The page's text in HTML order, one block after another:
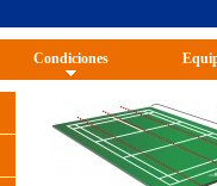
Condiciones